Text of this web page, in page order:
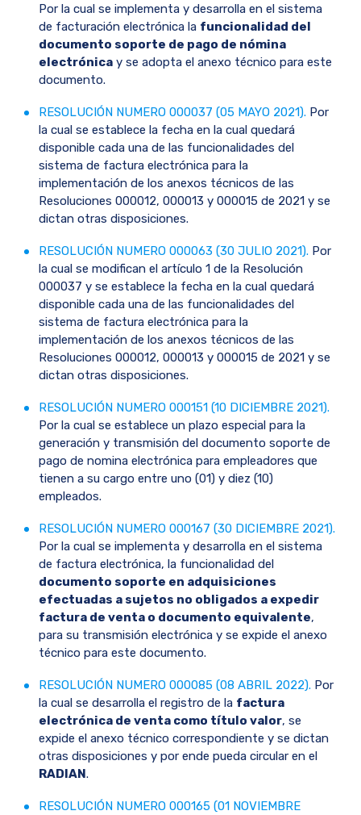
Por la cual se implementa y desarrolla en el sistema
de facturación electrónica la funcionalidad del
documento soporte de pago de nómina
electrónica y se adopta el anexo técnico para este
documento.
RESOLUCIÓN NUMERO 000037 (05 MAYO 2021). Por
la cual se establece la fecha en la cual quedará
disponible cada una de las funcionalidades del
sistema de factura electrónica para la
implementación de los anexos técnicos de las
Resoluciones 000012, 000013 y 000015 de 2021 y se
dictan otras disposiciones.
RESOLUCIÓN NUMERO 000063 (30 JULIO 2021). Por
la cual se modifican el artículo 1 de la Resolución
000037 y se establece la fecha en la cual quedará
disponible cada una de las funcionalidades del
sistema de factura electrónica para la
implementación de los anexos técnicos de las
Resoluciones 000012, 000013 y 000015 de 2021 y se
dictan otras disposiciones.
RESOLUCIÓN NUMERO 000151 (10 DICIEMBRE 2021).
Por la cual se establece un plazo especial para la
generación y transmisión del documento soporte de
pago de nomina electrónica para empleadores que
tienen a su cargo entre uno (01) y diez (10)
empleados.
RESOLUCIÓN NUMERO 000167 (30 DICIEMBRE 2021).
Por la cual se implementa y desarrolla en el sistema
de factura electrónica, la funcionalidad del
documento soporte en adquisiciones
efectuadas a sujetos no obligados a expedir
factura de venta o documento equivalente,
para su transmisión electrónica y se expide el anexo
técnico para este documento.
RESOLUCIÓN NUMERO 000085 (08 ABRIL 2022). Por
la cual se desarrolla el registro de la factura
electrónica de venta como título valor, se
expide el anexo técnico correspondiente y se dictan
otras disposiciones y por ende pueda circular en el
RADIAN.
RESOLUCIÓN NUMERO 000165 (01 NOVIEMBRE